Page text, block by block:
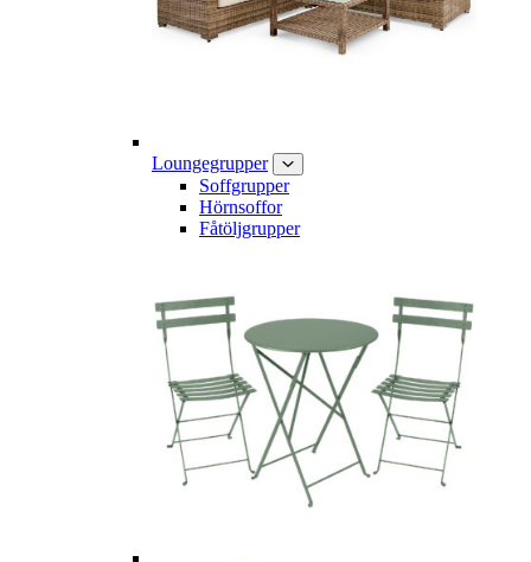
Loungegrupper
Soffgrupper
Hörnsoffor
Fåtöljgrupper